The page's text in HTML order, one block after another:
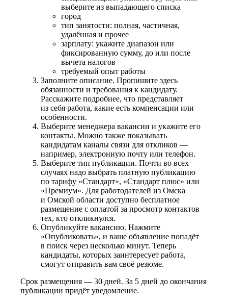
выберите из выпадающего списка
город
тип занятости: полная, частичная,
удалённая и прочее
зарплату: укажите диапазон или
фиксированную сумму, до или после
вычета налогов
требуемый опыт работы
Заполните описание. Пропишите здесь
обязанности и требования к кандидату.
Расскажите подробнее, что представляет
из себя работа, какие есть компенсации или
особенности.
Выберите менеджера вакансии и укажите его
контакты. Можно также показывать
кандидатам каналы связи для откликов —
например, электронную почту или телефон.
Выберите тип публикации. Почти во всех
случаях надо выбрать платную публикацию
по тарифу «Стандарт», «Стандарт плюс» или
«Премиум». Для работодателей из Омска
и Омской области доступно бесплатное
размещение с оплатой за просмотр контактов
тех, кто откликнулся.
Опубликуйте вакансию. Нажмите
«Опубликовать», и ваше объявление попадёт
в поиск через несколько минут. Теперь
кандидаты, которых заинтересует работа,
смогут отправить вам своё резюме.
Срок размещения — 30 дней. За 5 дней до окончания
публикации придёт уведомление.